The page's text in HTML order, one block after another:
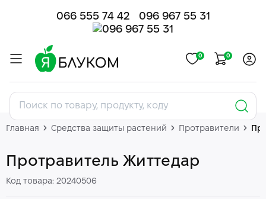
066 555 74 42 096 967 55 31
0 0
Главная Средства защиты растений Протравители
Протравитель Життедар
Код товара: 20240506